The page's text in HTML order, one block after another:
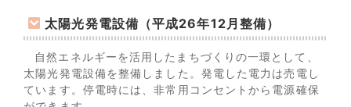
太陽光発電設備（平成26年12月整備）
自然エネルギーを活用したまちづくりの一環として、
太陽光発電設備を整備しました。発電した電力は売電し
ています。停電時には、非常用コンセントから電源確保